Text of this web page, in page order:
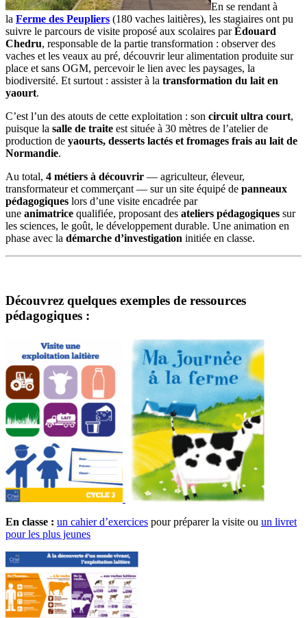
En se rendant à
la Ferme des Peupliers (180 vaches laitières), les stagiaires ont pu
suivre le parcours de visite proposé aux scolaires parÉdouard
Chedru, responsable de la partie transformation : observer des
vaches et les veaux au pré, découvrir leur alimentation produite sur
place et sans OGM, percevoir le lien avec les paysages, la
biodiversité. Et surtout : assister à la transformation du lait en
yaourt.
C’est l’un des atouts de cette exploitation : son circuit ultra court,
puisque la salle de traite est située à 30 mètres de l’atelier de
production de yaourts, desserts lactés et fromages frais au lait de
Normandie.
Au total, 4 métiers à découvrir — agriculteur, éleveur,
transformateur et commerçant — sur un site équipé de panneaux
pédagogiques lors d’une visite encadrée par
une animatrice qualifiée, proposant des ateliers pédagogiques sur
les sciences, le goût, le développement durable. Une animation en
phase avec la démarche d’investigation initiée en classe.
Découvrez quelques exemples de ressources
pédagogiques :
En classe : un cahier d’exercices pour préparer la visite ou un livret
pour les plus jeunes